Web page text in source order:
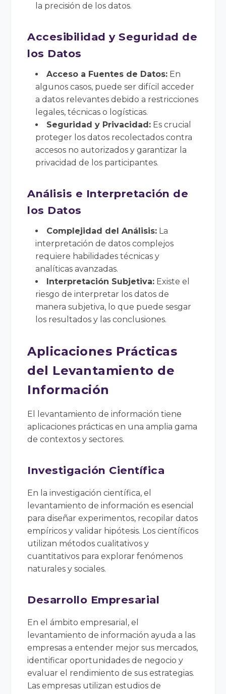
la precisión de los datos.
Accesibilidad y Seguridad de
los Datos
Acceso a Fuentes de Datos: En
algunos casos, puede ser difícil acceder
a datos relevantes debido a restricciones
legales, técnicas o logísticas.
Seguridad y Privacidad: Es crucial
proteger los datos recolectados contra
accesos no autorizados y garantizar la
privacidad de los participantes.
Análisis e Interpretación de
los Datos
Complejidad del Análisis: La
interpretación de datos complejos
requiere habilidades técnicas y
analíticas avanzadas.
Interpretación Subjetiva: Existe el
riesgo de interpretar los datos de
manera subjetiva, lo que puede sesgar
los resultados y las conclusiones.
Aplicaciones Prácticas
del Levantamiento de
Información
El levantamiento de información tiene
aplicaciones prácticas en una amplia gama
de contextos y sectores.
Investigación Científica
En la investigación científica, el
levantamiento de información es esencial
para diseñar experimentos, recopilar datos
empíricos y validar hipótesis. Los científicos
utilizan métodos cualitativos y
cuantitativos para explorar fenómenos
naturales y sociales.
Desarrollo Empresarial
En el ámbito empresarial, el
levantamiento de información ayuda a las
empresas a entender mejor sus mercados,
identificar oportunidades de negocio y
evaluar el rendimiento de sus estrategias.
Las empresas utilizan estudios de